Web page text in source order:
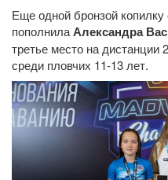
Еще одной бронзой
пополнилаАлександра
третье место на
среди пловчих 11-13 лет.